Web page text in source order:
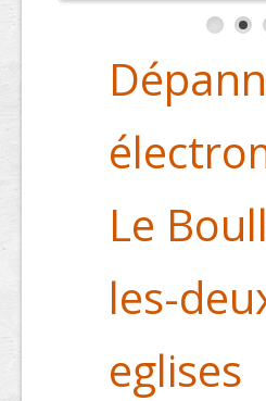
Le
les-
eglises